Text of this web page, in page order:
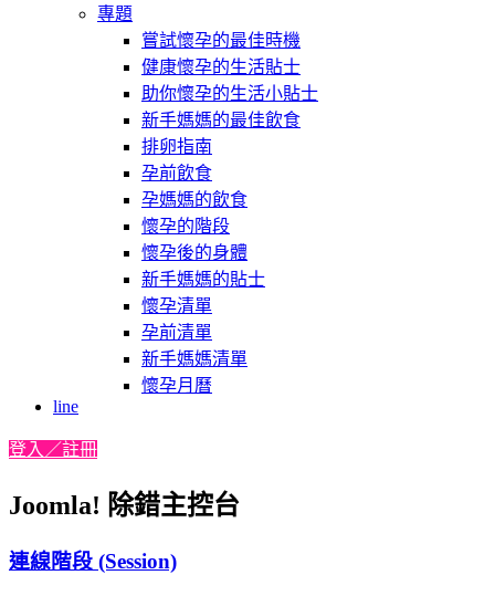
專題
嘗試懷孕的最佳時機
健康懷孕的生活貼士
助你懷孕的生活小貼士
新手媽媽的最佳飲食
排卵指南
孕前飲食
孕媽媽的飲食
懷孕的階段
懷孕後的身體
新手媽媽的貼士
懷孕清單
孕前清單
新手媽媽清單
懷孕月曆
line
登入／註冊
Joomla! 除錯主控台
連線階段 (Session)